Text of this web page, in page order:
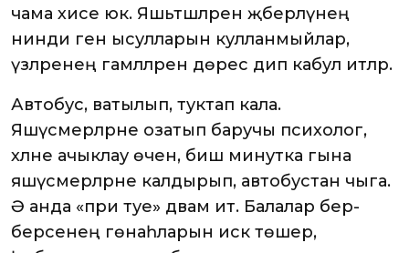
чама хисе юк. Яшьтәшләрен җәберләүнең
нинди генә ысулларын кулланмыйлар,
үзләренең гамәлләрен дөрес дип кабул итәләр.
Автобус, ватылып, туктап кала.
Яшүсмерләрне озатып баручы психолог,
хәлне ачыклау өчен, биш минутка гына
яшүсмерләрне калдырып, автобустан чыга.
Ә анда «пәри туе» дәвам итә. Балалар бер-
берсенең гөнаһларын искә төшерә,